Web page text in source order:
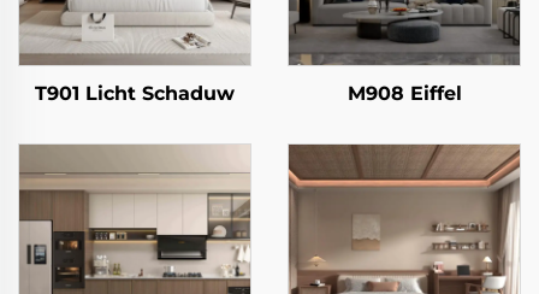
T901 Licht Schaduw M908 Eiffel